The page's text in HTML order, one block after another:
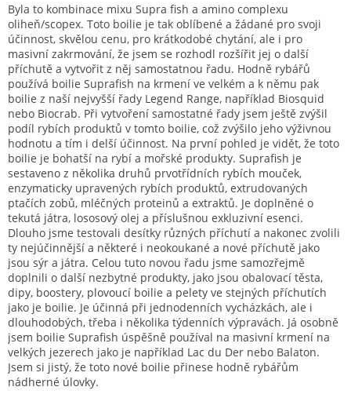
Byla to kombinace mixu Supra fish a amino complexu
oliheň/scopex. Toto boilie je tak oblíbené a žádané pro svoji
účinnost, skvělou cenu, pro krátkodobé chytání, ale i pro
masivní zakrmování, že jsem se rozhodl rozšířit jej o další
příchutě a vytvořit z něj samostatnou řadu. Hodně rybářů
používá boilie Suprafish na krmení ve velkém a k němu pak
boilie z naší nejvyšší řady Legend Range, například Biosquid
nebo Biocrab. Při vytvoření samostatné řady jsem ještě zvýšil
podíl rybích produktů v tomto boilie, což zvýšilo jeho výživnou
hodnotu a tím i delší účinnost. Na první pohled je vidět, že toto
boilie je bohatší na rybí a mořské produkty. Suprafish je
sestaveno z několika druhů prvotřídních rybích mouček,
enzymaticky upravených rybích produktů, extrudovaných
ptačích zobů, mléčných proteinů a extraktů. Je doplněné o
tekutá játra, lososový olej a příslušnou exkluzivní esenci.
Dlouho jsme testovali desítky různých příchutí a nakonec zvolili
ty nejúčinnější a některé i neokoukané a nové příchutě jako
jsou sýr a játra. Celou tuto novou řadu jsme samozřejmě
doplnili o další nezbytné produkty, jako jsou obalovací těsta,
dipy, boostery, plovoucí boilie a pelety ve stejných příchutích
jako je boilie. Je účinná při jednodenních vycházkách, ale i
dlouhodobých, třeba i několika týdenních výpravách. Já osobně
jsem boilie Suprafish úspěšně používal na masivní krmení na
velkých jezerech jako je například Lac du Der nebo Balaton.
Jsem si jistý, že toto nové boilie přinese hodně rybářům
nádherné úlovky.